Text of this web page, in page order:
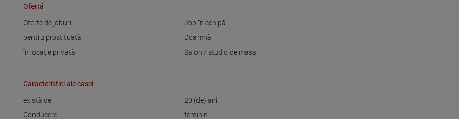
Ofertă
Oferte de joburi:
Job în echipă
pentru prostituată:
Doamnă
în locaţie privată:
Salon / studio de masaj
Caracteristici ale casei
există de: 20 (de) ani
Conducere:
feminin